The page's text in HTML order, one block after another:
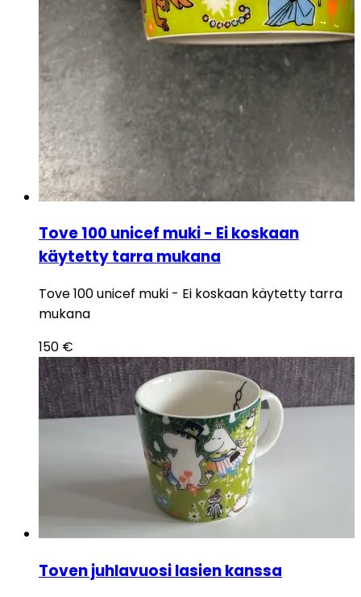
Tove 100 unicef muki - Ei koskaan
käytetty tarra mukana
Tove 100 unicef muki - Ei koskaan käytetty tarra
mukana
150 €
Toven juhlavuosi lasien kanssa